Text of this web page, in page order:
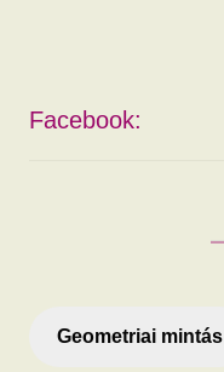
Facebook:
Geometriai mintás